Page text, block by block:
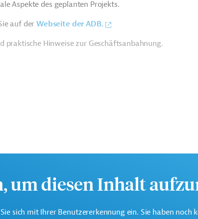
Aspekte des geplanten Projekts.
auf derWebseite der ADB.
praktische Hinweise zur Geschäftsanbahnung.
Finanzierungsinstitution für Projekte in der
um diesen Inhalt
sich mit Ihrer Benutzererkennung ein. Sie haben noch